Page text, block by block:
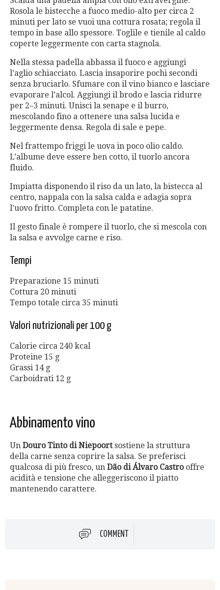
Rosola le bistecche a fuoco medio-alto per circa 2
minuti per lato se vuoi una cottura rosata; regola il
tempo in base allo spessore. Toglile e tienile al caldo
coperte leggermente con carta stagnola.
Nella stessa padella abbassa il fuoco e aggiungi
l’aglio schiacciato. Lascia insaporire pochi secondi
senza bruciarlo. Sfumare con il vino bianco e lasciare
evaporare l’alcol. Aggiungi il brodo e lascia ridurre
per 2–3 minuti. Unisci la senape e il burro,
mescolando fino a ottenere una salsa lucida e
leggermente densa. Regola di sale e pepe.
Nel frattempo friggi le uova in poco olio caldo.
L’albume deve essere ben cotto, il tuorlo ancora
fluido.
Impiatta disponendo il riso da un lato, la bistecca al
centro, nappala con la salsa calda e adagia sopra
l’uovo fritto. Completa con le patatine.
Il gesto finale è rompere il tuorlo, che si mescola con
la salsa e avvolge carne e riso.
Tempi
Preparazione 15 minuti
Cottura 20 minuti
Tempo totale circa 35 minuti
Valori nutrizionali per 100 g
Calorie circa 240 kcal
Proteine 15 g
Grassi 14 g
Carboidrati 12 g
Abbinamento vino
Un Douro Tinto di Niepoortsostiene la struttura
della carne senza coprire la salsa. Se preferisci
qualcosa di più fresco, un Dão di Álvaro Castrooffre
acidità e tensione che alleggeriscono il piatto
mantenendo carattere.
COMMENT